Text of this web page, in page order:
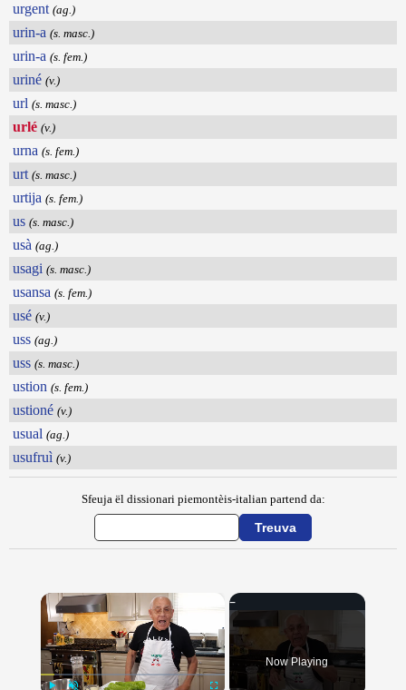
urgent (ag.)
urin-a (s. masc.)
urin-a (s. fem.)
uriné (v.)
url (s. masc.)
urlé (v.)
urna (s. fem.)
urt (s. masc.)
urtija (s. fem.)
us (s. masc.)
usà (ag.)
usagi (s. masc.)
usansa (s. fem.)
usé (v.)
uss (ag.)
uss (s. masc.)
ustion (s. fem.)
ustioné (v.)
usual (ag.)
usufruì (v.)
Sfeuja ël dissionari piemontèis-italian partend da:
Now Playing